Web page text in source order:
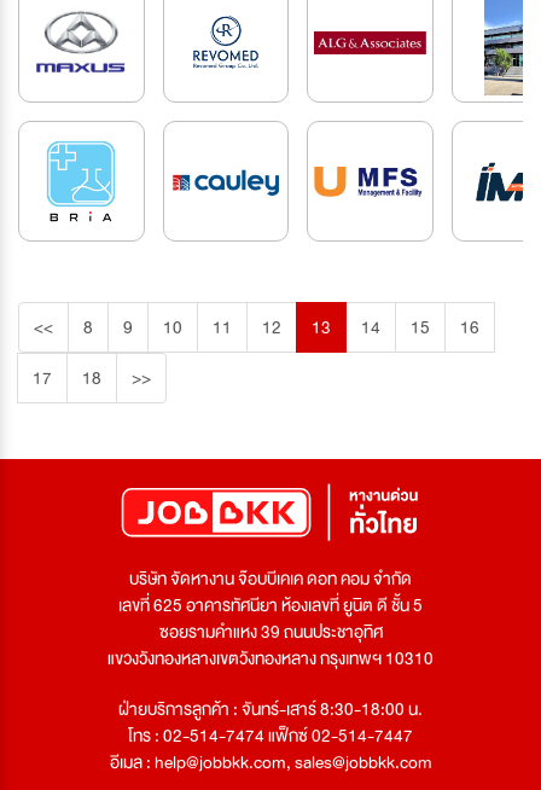
<< 8 9 10 11 12 13 14 15
16
17
18 >>
บริษัท จัดหางาน จ๊อบบีเคเค ดอท คอม จำกัด
เลขที่ 625 อาคารทัศนียา ห้องเลขที่ ยูนิต ดี ชั้น 5
ซอยรามคำแหง 39 ถนนประชาอุทิศ
แขวงวังทองหลางเขตวังทองหลาง กรุงเทพฯ 10310
ฝ่ายบริการลูกค้า : จันทร์-เสาร์ 8:30-18:00 น.
โทร : 02-514-7474 แฟ็กซ์ 02-514-7447
อีเมล :help@jobbkk.com,sales@jobbkk.com